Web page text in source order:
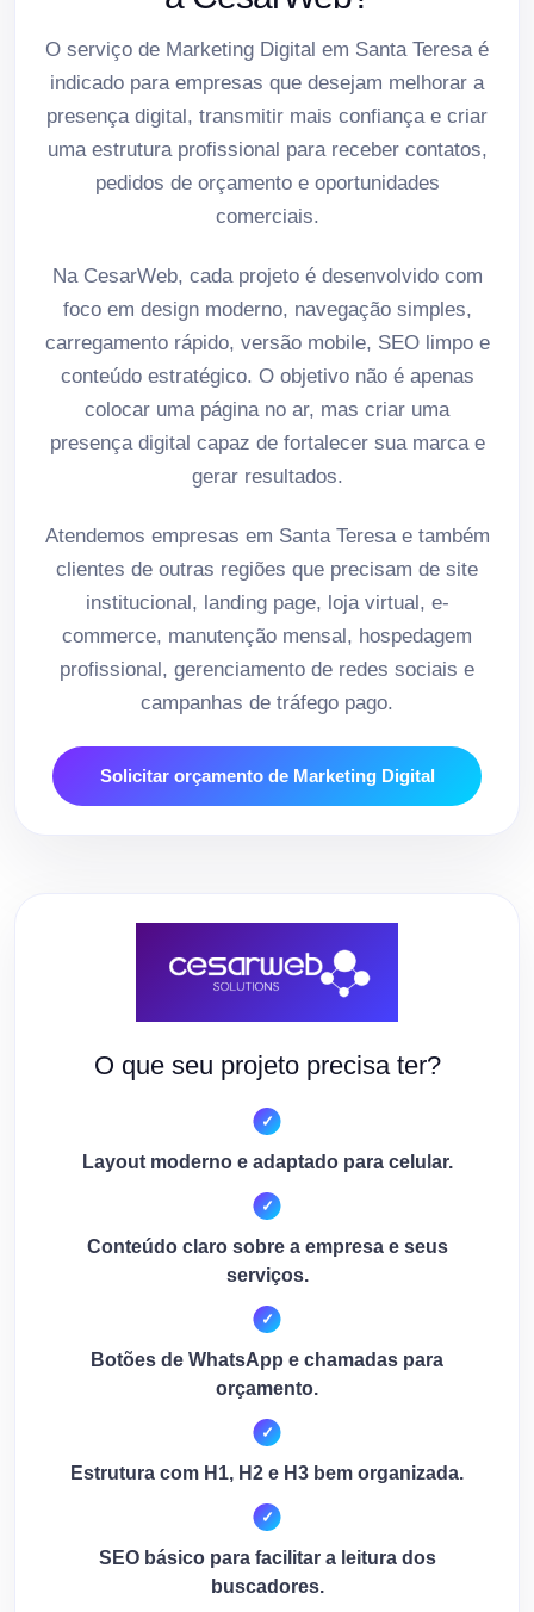
O serviço de Marketing Digital em Santa Teresa é
indicado para empresas que desejam melhorar a
presença digital, transmitir mais confiança e criar
uma estrutura profissional para receber contatos,
pedidos de orçamento e oportunidades
comerciais.
Na CesarWeb, cada projeto é desenvolvido com
foco em design moderno, navegação simples,
carregamento rápido, versão mobile, SEO limpo e
conteúdo estratégico. O objetivo não é apenas
colocar uma página no ar, mas criar uma
presença digital capaz de fortalecer sua marca e
gerar resultados.
Atendemos empresas em Santa Teresa e também
clientes de outras regiões que precisam de site
institucional, landing page, loja virtual, e-
commerce, manutenção mensal, hospedagem
profissional, gerenciamento de redes sociais e
campanhas de tráfego pago.
Solicitar orçamento de Marketing Digital
O que seu projeto precisa ter?
Layout moderno e adaptado para celular.
Conteúdo claro sobre a empresa e seus
serviços.
Botões de WhatsApp e chamadas para
orçamento.
Estrutura com H1, H2 e H3 bem organizada.
SEO básico para facilitar a leitura dos
buscadores.